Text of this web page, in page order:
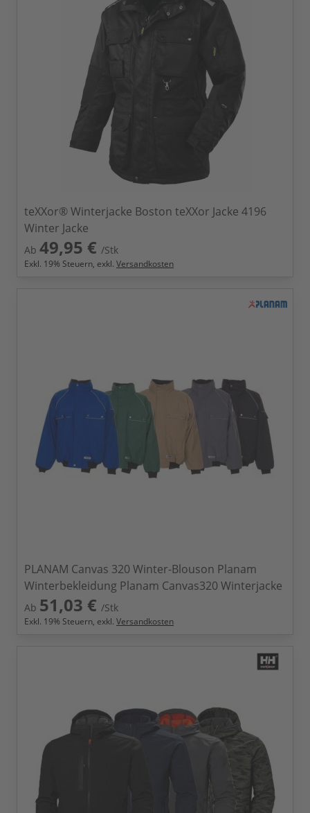
teXXor® Winterjacke Boston teXXor Jacke 4196
Winter Jacke
Ab 49,95 € /Stk
Exkl. 19% Steuern, exkl. Versandkosten
PLANAM Canvas 320 Winter-Blouson Planam
Winterbekleidung Planam Canvas320 Winterjacke
Ab 51,03 € /Stk
Exkl. 19% Steuern, exkl. Versandkosten